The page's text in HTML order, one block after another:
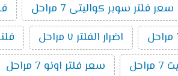
سعر فلتر سوبر كواليتى 7 مراحل
اضرار الفلتر ٧ مراحل
سعر فلتر اونو 7 مراحل